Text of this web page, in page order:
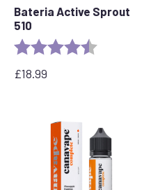
Bateria Active Sprout
510
Ocena: 4.6 out
£18.99